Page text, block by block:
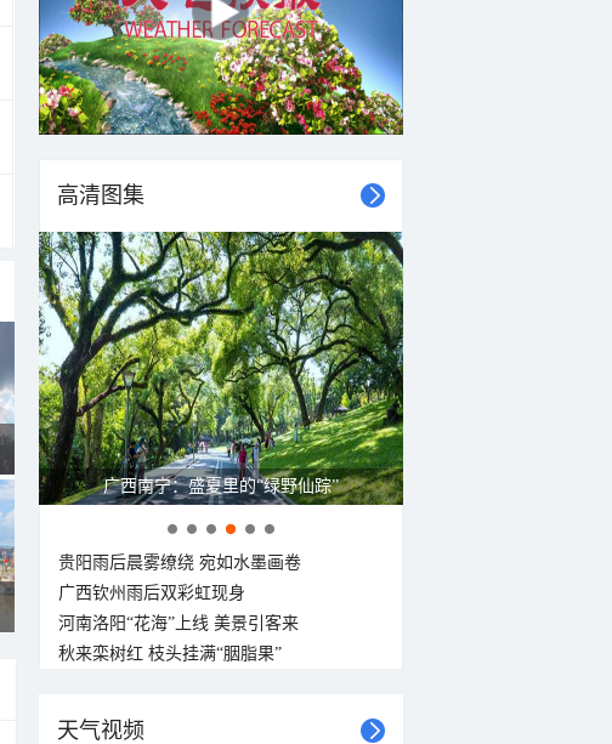
高清图集
广西南宁：盛夏里的“绿野仙踪”
贵阳雨后晨雾缭绕 宛如水墨画卷
广西钦州雨后双彩虹现身
河南洛阳“花海”上线 美景引客来
秋来栾树红 枝头挂满“胭脂果”
天气视频